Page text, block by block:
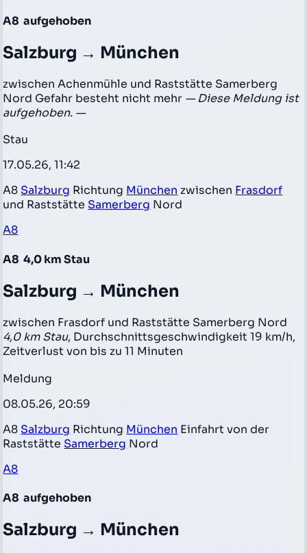
A8 aufgehoben
Salzburg → München
zwischen Achenmühle und Raststätte Samerberg
Nord Gefahr besteht nicht mehr — Diese Meldung ist
aufgehoben. —
Stau
17.05.26, 11:42
A8 Salzburg Richtung München zwischen Frasdorf
und Raststätte Samerberg Nord
A8
A8 4,0 km Stau
Salzburg → München
zwischen Frasdorf und Raststätte Samerberg Nord
4,0 km Stau, Durchschnittsgeschwindigkeit 19 km/h,
Zeitverlust von bis zu 11 Minuten
Meldung
08.05.26, 20:59
A8 Salzburg Richtung München Einfahrt von der
Raststätte Samerberg Nord
A8
A8 aufgehoben
Salzburg → München